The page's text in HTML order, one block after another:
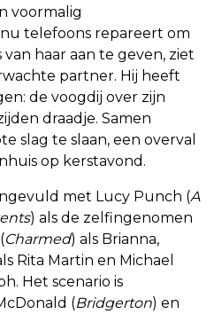
voormalig
telefoons repareert om
haar aan te geven, ziet
partner. Hij heeft
de voogdij over zijn
draadje. Samen
slag te slaan, een overval
op kerstavond.
met Lucy Punch (A
) als de zelfingenomen
Charmed) als Brianna,
Rita Martin en Michael
Het scenario is
(Bridgerton) en